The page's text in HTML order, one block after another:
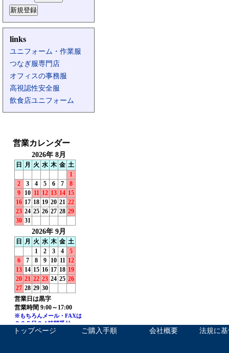
links
ユニフォーム・作業服
つなぎ服専門店
オフィスの事務服
高視認性安全服
飲食店ユニフォーム
トップページ ご購入手順 会社概要 法規に